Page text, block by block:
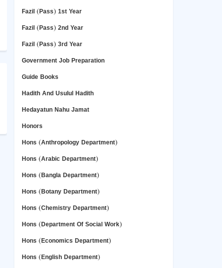
Fazil (Pass) 1st Year
Fazil (Pass) 2nd Year
Fazil (Pass) 3rd Year
Government Job Preparation
Guide Books
Hadith And Usulul Hadith
Hedayatun Nahu Jamat
Honors
Hons (Anthropology Department)
Hons (Arabic Department)
Hons (Bangla Department)
Hons (Botany Department)
Hons (Chemistry Department)
Hons (Department Of Social Work)
Hons (Economics Department)
Hons (English Department)